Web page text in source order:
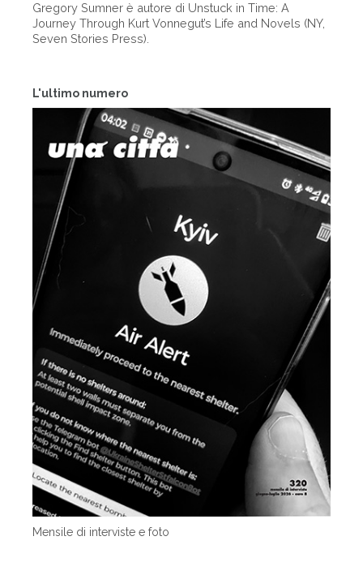
L'ultimo numero
Mensile di interviste e foto
Gregory Sumner è autore di Unstuck in Time: A
Journey Through Kurt Vonnegut’s Life and Novels (NY,
Seven Stories Press).